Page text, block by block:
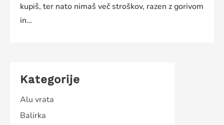
kupiš, ter nato nimaš več stroškov, razen z gorivom
in…
Kategorije
Alu vrata
Balirka